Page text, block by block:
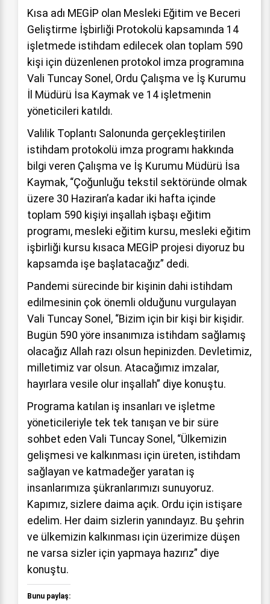
Kısa adı MEGİP olan Mesleki Eğitim ve Beceri
Geliştirme İşbirliği Protokolü kapsamında 14
işletmede istihdam edilecek olan toplam 590
kişi için düzenlenen protokol imza programına
Vali Tuncay Sonel, Ordu Çalışma ve İş Kurumu
İl Müdürü İsa Kaymak ve 14 işletmenin
yöneticileri katıldı.
Valilik Toplantı Salonunda gerçekleştirilen
istihdam protokolü imza programı hakkında
bilgi veren Çalışma ve İş Kurumu Müdürü İsa
Kaymak, “Çoğunluğu tekstil sektöründe olmak
üzere 30 Haziran’a kadar iki hafta içinde
toplam 590 kişiyi inşallah işbaşı eğitim
programı, mesleki eğitim kursu, mesleki eğitim
işbirliği kursu kısaca MEGİP projesi diyoruz bu
kapsamda işe başlatacağız” dedi.
Pandemi sürecinde bir kişinin dahi istihdam
edilmesinin çok önemli olduğunu vurgulayan
Vali Tuncay Sonel, “Bizim için bir kişi bir kişidir.
Bugün 590 yöre insanımıza istihdam sağlamış
olacağız Allah razı olsun hepinizden. Devletimiz,
milletimiz var olsun. Atacağımız imzalar,
hayırlara vesile olur inşallah” diye konuştu.
Programa katılan iş insanları ve işletme
yöneticileriyle tek tek tanışan ve bir süre
sohbet eden Vali Tuncay Sonel, “Ülkemizin
gelişmesi ve kalkınması için üreten, istihdam
sağlayan ve katmadeğer yaratan iş
insanlarımıza şükranlarımızı sunuyoruz.
Kapımız, sizlere daima açık. Ordu için istişare
edelim. Her daim sizlerin yanındayız. Bu şehrin
ve ülkemizin kalkınması için üzerimize düşen
ne varsa sizler için yapmaya hazırız” diye
konuştu.
Bunu paylaş: